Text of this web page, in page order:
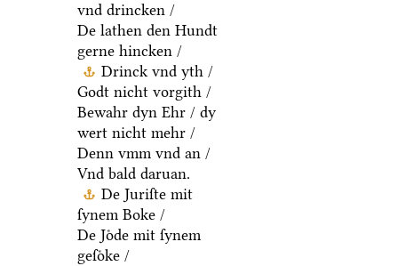
vnd drincken /
De lathen den Hundt
gerne hincken /
Drinck vnd yth /
Godt nicht vorgith /
Bewahr dyn Ehr / dy
wert nicht mehr /
Denn vmm vnd an /
Vnd bald daruan.
De Juriſte mit
ſynem Boke /
De Joͤde mit ſynem
geſoͤke /